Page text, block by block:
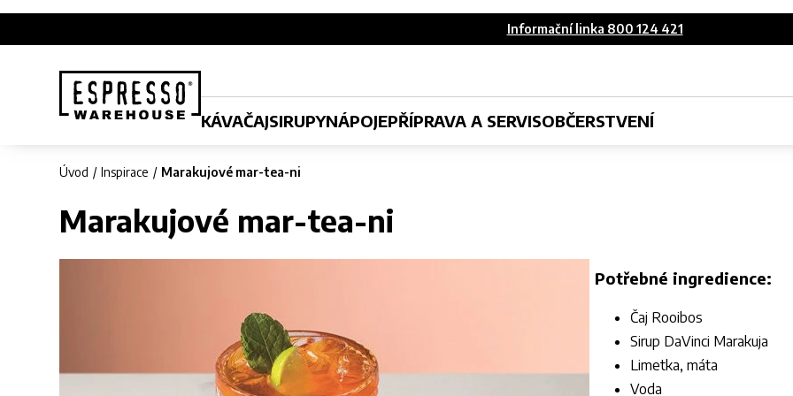
Informační linka 800 124 421
KÁVAČAJSIRUPYNÁPOJEPŘÍPRAVA A SERVISOBČERSTVENÍ
Úvod Inspirace Marakujové mar-tea-ni
Marakujové mar-tea-ni
Potřebné ingredience:
Čaj Rooibos
Sirup DaVinci Marakuja
Limetka, máta
Voda